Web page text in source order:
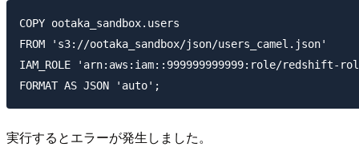
COPY ootaka_sandbox.users
FROM 's3://ootaka_sandbox/json/users_camel.json'
IAM_ROLE 'arn:aws:iam::999999999999:role/redshift-
実行するとエラーが発生しました。